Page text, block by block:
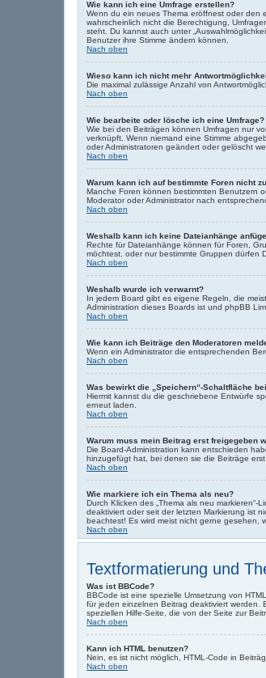
Wie kann ich eine Umfrage erstellen?
Wenn du ein neues Thema eröffnest oder den
wahrscheinlich nicht die Berechtigung,
steht. Du kannst auch unter
Benutzer ihre Stimme ändern können.
Nach oben
Wieso kann ich nicht mehr
Die maximal zulässige Anzahl von
Nach oben
Wie bearbeite oder lösche ich eine Umfrage?
Wie bei den Beiträgen können Umfragen nur
verknüpft. Wenn niemand eine Stimme
oder Administratoren geändert oder gelöscht
Nach oben
Warum kann ich auf bestimmte Foren nicht
Manche Foren können bestimmten Benutzern
Moderator oder Administrator nach
Nach oben
Weshalb kann ich keine Dateianhänge
Rechte für Dateianhänge können für Foren,
möchtest, oder nur bestimmte Gruppen dürfen
Nach oben
Weshalb wurde ich verwarnt?
In jedem Board gibt es eigene Regeln, die
Administration dieses Boards ist und phpBB
Nach oben
Wie kann ich Beiträge den Moderatoren
Wenn ein Administrator die entsprechenden
Nach oben
Was bewirkt die „Speichern“-Schaltfläche
Hiermit kannst du die geschriebene Entwürfe
erneut laden.
Nach oben
Warum muss mein Beitrag erst freigegeben
Die Board-Administration kann entschieden
hinzugefügt hat, bei denen sie die Beiträge
Nach oben
Wie markiere ich ein Thema als neu?
Durch Klicken des „Thema als neu
deaktiviert oder seit der letzten Markierung ist
beachtest! Es wird meist nicht gerne gesehen,
Nach oben
Textformatierung und
Was ist BBCode?
BBCode ist eine spezielle Umsetzung von
für jeden einzelnen Beitrag deaktiviert werden.
speziellen Hilfe-Seite, die von der Seite zur
Nach oben
Kann ich HTML benutzen?
Nein, es ist nicht möglich, HTML-Code in
Nach oben